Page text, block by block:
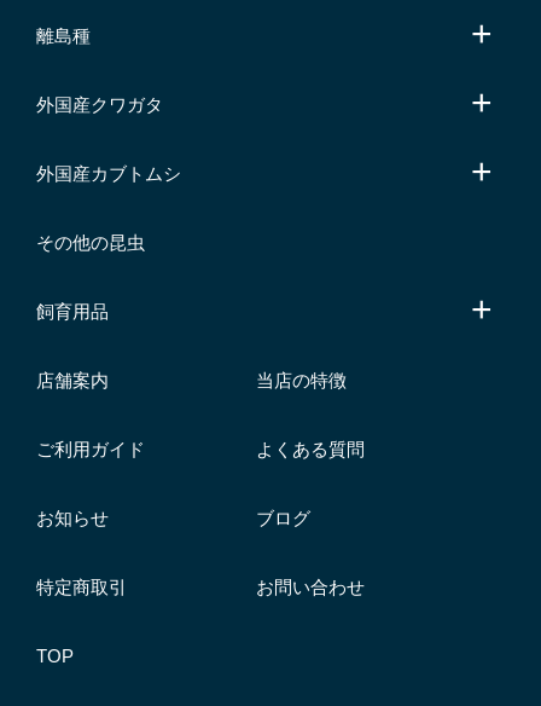
離島種
外国産クワガタ
外国産カブトムシ
その他の昆虫
飼育用品
店舗案内 当店の特徴
ご利用ガイド よくある質問
お知らせ ブログ
特定商取引 お問い合わせ
TOP